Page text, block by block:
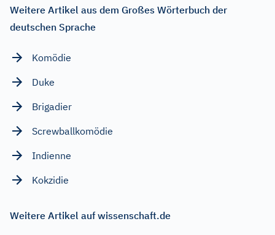
Weitere Artikel aus dem Großes Wörterbuch der
deutschen Sprache
Komödie
Duke
Brigadier
Screwballkomödie
Indienne
Kokzidie
Weitere Artikel auf wissenschaft.de